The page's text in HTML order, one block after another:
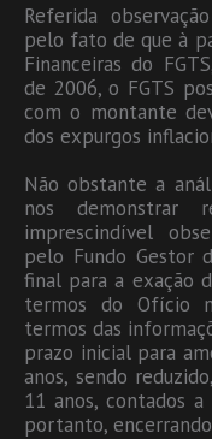
Referida
pelo fato de que à
Financeiras do
de 2006, o FGTS
com o montante
dos expurgos
Não obstante a
nos demonstrar
imprescindível
pelo Fundo Gestor
final para a exação
termos do Ofício
termos das
prazo inicial para
anos, sendo
11 anos, contados
portanto,